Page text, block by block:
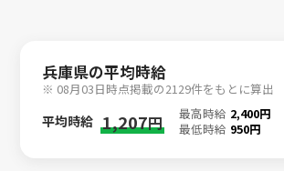
兵庫県の平均時給
※ 08月03日時点掲載の2129件をもとに算出
平均時給 1,207円 最高時給 2,400円
最低時給 950円